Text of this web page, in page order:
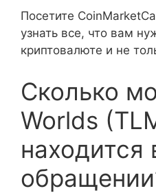
Посетите
узнать все, что вам
криптовалюте и не
Сколько
Worlds
находится